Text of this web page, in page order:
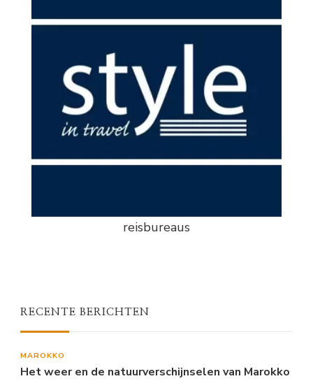
reisbureaus
RECENTE BERICHTEN
MAROKKO
Het weer en de natuurverschijnselen van Marokko